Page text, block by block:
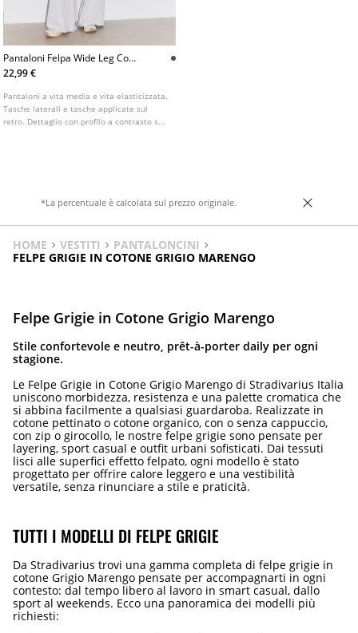
Pantaloni Felpa Wide Leg Con
Profilo
22,99 €
Pantaloni a vita media e vita elasticizzata.
Tasche laterali e tasche applicate sul
retro. Dettaglio con profilo a contrasto sui
*La percentuale è calcolata sul prezzo originale.
HOME VESTITI
PANTALONCINI
FELPE GRIGIE IN COTONE GRIGIO MARENGO
Felpe Grigie in Cotone Grigio Marengo
Stile confortevole e neutro, prêt-à-porter daily per ogni
stagione.
Le Felpe Grigie in Cotone Grigio Marengo di Stradivarius Italia
uniscono morbidezza, resistenza e una palette cromatica che
si abbina facilmente a qualsiasi guardaroba. Realizzate in
cotone pettinato o cotone organico, con o senza cappuccio,
con zip o girocollo, le nostre felpe grigie sono pensate per
layering, sport casual e outfit urbani sofisticati. Dai tessuti
lisci alle superfici effetto felpato, ogni modello è stato
progettato per offrire calore leggero e una vestibilità
versatile, senza rinunciare a stile e praticità.
TUTTI I MODELLI DI FELPE GRIGIE
Da Stradivarius trovi una gamma completa di felpe grigie in
cotone Grigio Marengo pensate per accompagnarti in ogni
contesto: dal tempo libero al lavoro in smart casual, dallo
sport al weekends. Ecco una panoramica dei modelli più
richiesti: